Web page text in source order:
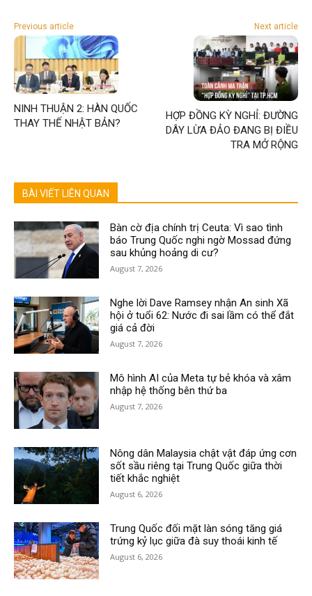
Previous article
NINH THUẬN 2: HÀN QUỐC
THAY THẾ NHẬT BẢN?
Next article
HỢP ĐỒNG KỲ NGHỈ: ĐƯỜNG
DÂY LỪA ĐẢO ĐANG BỊ ĐIỀU
TRA MỞ RỘNG
BÀI VIẾT LIÊN QUAN
Bàn cờ địa chính trị Ceuta: Vì sao tình
báo Trung Quốc nghi ngờ Mossad đứng
sau khủng hoảng di cư?
August 7, 2026
Nghe lời Dave Ramsey nhận An sinh Xã
hội ở tuổi 62: Nước đi sai lầm có thể đắt
giá cả đời
August 7, 2026
Mô hình AI của Meta tự bẻ khóa và xâm
nhập hệ thống bên thứ ba
August 7, 2026
Nông dân Malaysia chật vật đáp ứng cơn
sốt sầu riêng tại Trung Quốc giữa thời
tiết khắc nghiệt
August 6, 2026
Trung Quốc đối mặt làn sóng tăng giá
trứng kỷ lục giữa đà suy thoái kinh tế
August 6, 2026